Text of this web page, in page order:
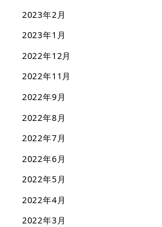
2023年2月
2023年1月
2022年12月
2022年11月
2022年9月
2022年8月
2022年7月
2022年6月
2022年5月
2022年4月
2022年3月